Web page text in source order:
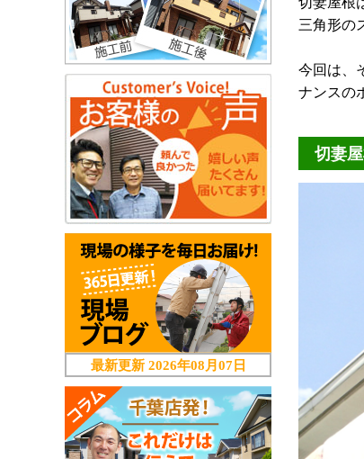
三角形の
今回は、
ナンスの
切妻
最新更新 2026年08月07日